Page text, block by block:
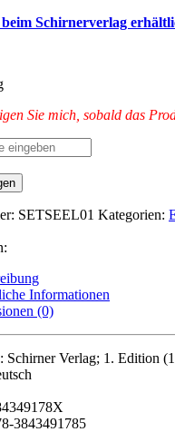
Schirnerverlag
Sie mich, sobald das
SETSEEL01 Kategorien:
Informationen
(0)
Schirner Verlag; 1. Edition
3843491785